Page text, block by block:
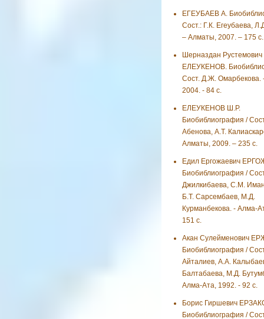
ЕГЕУБАЕВ А.
Сост.: Г.К. Егеубаева,
– Алматы, 2007. – 175 с.
Шерназдан Рустемович
ЕЛЕУКЕНОВ.
Сост. Д.Ж. Омарбекова.
2004. - 84 с.
ЕЛЕУКЕНОВ Ш.Р.
Биобиблиография /
Абенова, А.Т.
Алматы, 2009. – 235 с.
Едил Ергожаевич
Биобиблиография /
Джилкибаева, С.М.
Б.Т. Сарсембаев, М.Д.
Курманбекова. - Алма-
151 с.
Акан Сулейменович
Биобиблиография /
Айталиев, А.А.
Балтабаева, М.Д.
Алма-Ата, 1992. - 92 с.
Борис Гиршевич
Биобиблиография /